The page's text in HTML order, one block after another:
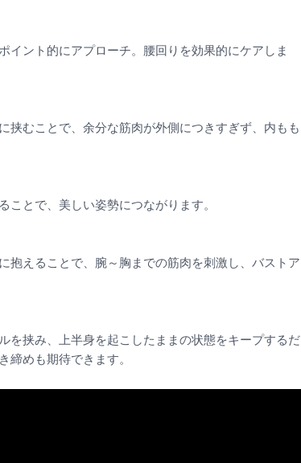
イント的にアプローチ。腰回りを効果的にケアしま
挟むことで、余分な筋肉が外側につきすぎず、内もも
ことで、美しい姿勢につながります。
抱えることで、腕～胸までの筋肉を刺激し、バストア
を挟み、上半身を起こしたままの状態をキープするだ
締めも期待できます。